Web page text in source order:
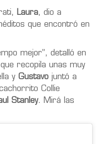
Laura, dio a
que encontró en
mejor”, detalló en
recopila unas muy
y Gustavo juntó a
Collie
Stanley. Mirá las